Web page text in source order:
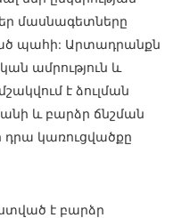
մասնագետները
պահի: Արտադրանքն
ամրություն և
է ձուլման
և բարձր ճնշման
կառուցվածքը
է բարձր